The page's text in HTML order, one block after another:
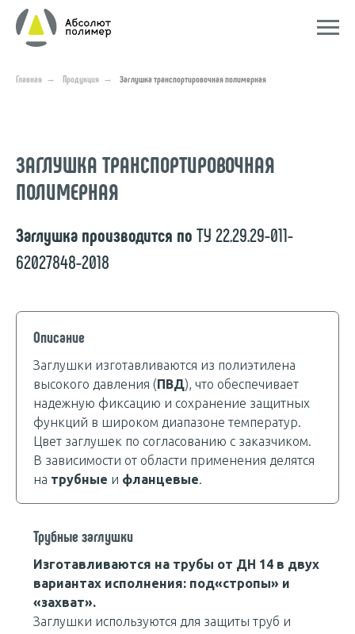
Главная → Продукция → Заглушка транспортировочная полимерная
ЗАГЛУШКА ТРАНСПОРТИРОВОЧНАЯ
ПОЛИМЕРНАЯ
Заглушка производится по ТУ 22.29.29-011-
62027848-2018
Описание
Заглушки изготавливаются из полиэтилена
высокого давления (ПВД), что обеспечивает
надежную фиксацию и сохранение защитных
функций в широком диапазоне температур.
Цвет заглушек по согласованию с заказчиком.
В зависимости от области применения делятся
на трубные и фланцевые.
Трубные заглушки
Изготавливаются на трубы от ДН 14 в двух
вариантах исполнения: под«стропы» и
«захват».
Заглушки используются для защиты труб и